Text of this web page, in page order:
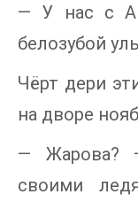
— У нас с
белозубой
Чёрт дери
на дворе
— Жарова?
своими